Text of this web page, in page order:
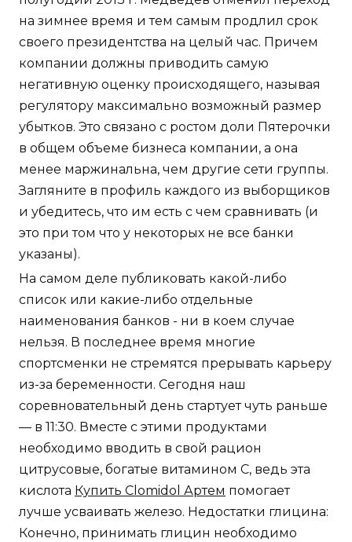
на зимнее время и тем самым продлил срок
своего президентства на целый час. Причем
компании должны приводить самую
негативную оценку происходящего, называя
регулятору максимально возможный размер
убытков. Это связано с ростом доли Пятерочки
в общем объеме бизнеса компании, а она
менее маржинальна, чем другие сети группы.
Загляните в профиль каждого из выборщиков
и убедитесь, что им есть с чем сравнивать (и
это при том что у некоторых не все банки
указаны).
На самом деле публиковать какой-либо
список или какие-либо отдельные
наименования банков - ни в коем случае
нельзя. В последнее время многие
спортсменки не стремятся прерывать карьеру
из-за беременности. Сегодня наш
соревновательный день стартует чуть раньше
— в 11:30. Вместе с этими продуктами
необходимо вводить в свой рацион
цитрусовые, богатые витамином С, ведь эта
кислота Купить Clomidol Артем помогает
лучше усваивать железо. Недостатки глицина:
Конечно, принимать глицин необходимо